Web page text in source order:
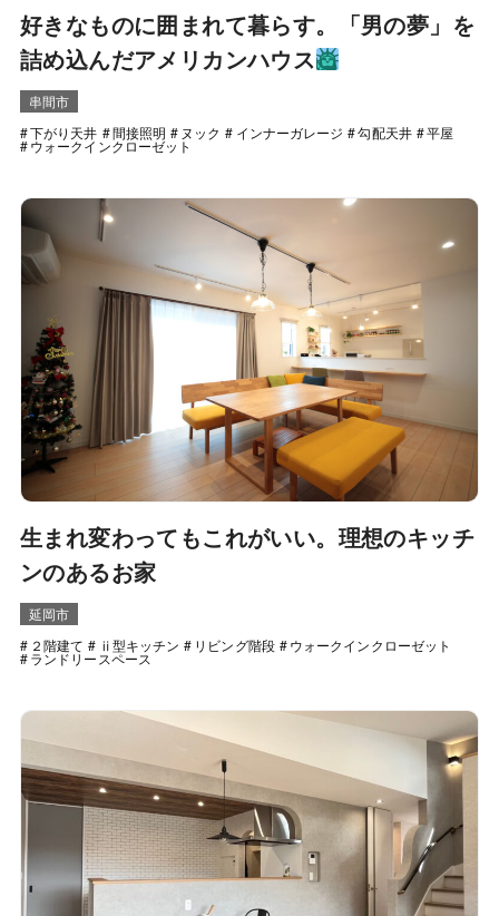
好きなものに囲まれて暮らす。「男の夢」を
詰め込んだアメリカンハウス
串間市
下がり天井
間接照明 ヌック インナーガレージ 勾配天井 平屋
ウォークインクローゼット
生まれ変わってもこれがいい。理想のキッチ
ンのあるお家
延岡市
２階建て
ⅱ型キッチン リビング階段 ウォークインクローゼット
ランドリースペース